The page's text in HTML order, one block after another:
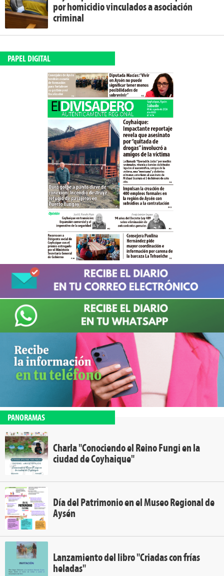
por homicidio vinculados a asociación
criminal
PAPEL DIGITAL
PANORAMAS
Charla "Conociendo el Reino Fungi en la
ciudad de Coyhaique"
Día del Patrimonio en el Museo Regional de
Aysén
Lanzamiento del libro "Criadas con frías
heladas"